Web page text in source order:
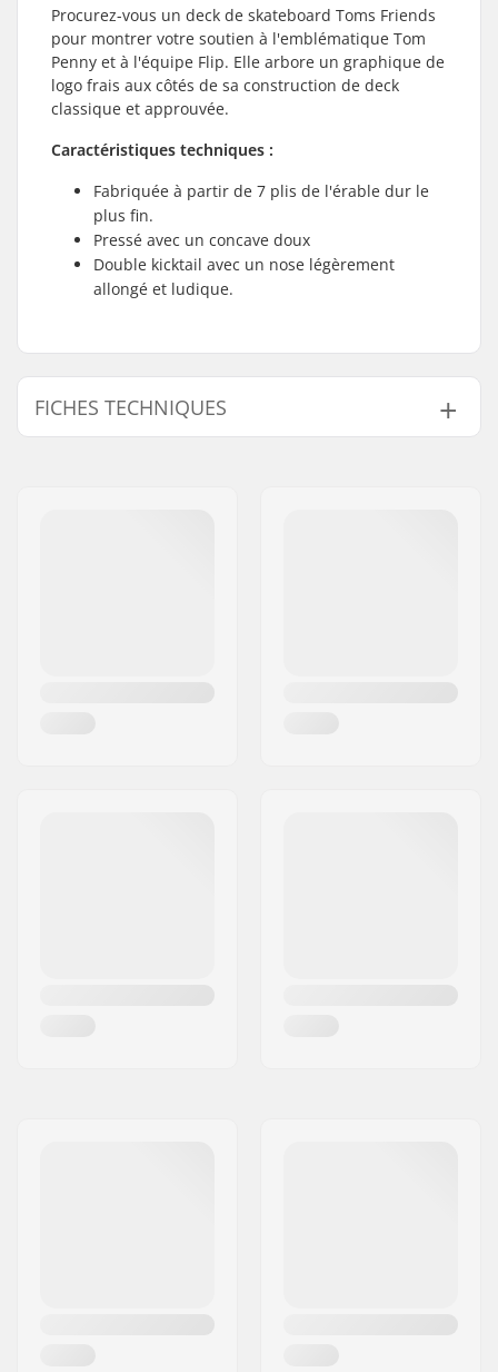
Procurez-vous un deck de skateboard Toms Friends
pour montrer votre soutien à l'emblématique Tom
Penny et à l'équipe Flip. Elle arbore un graphique de
logo frais aux côtés de sa construction de deck
classique et approuvée.
Caractéristiques techniques :
Fabriquée à partir de 7 plis de l'érable dur le
plus fin.
Pressé avec un concave doux
Double kicktail avec un nose légèrement
allongé et ludique.
FICHES TECHNIQUES